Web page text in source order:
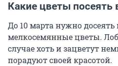
Какие цветы посеять
До 10 марта нужно досеять
мелкосемянные цветы.
случае хоть и зацветут
порадуют своей красотой.